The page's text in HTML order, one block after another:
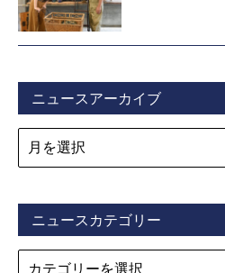
ニュースアーカイブ
ニュースカテゴリー